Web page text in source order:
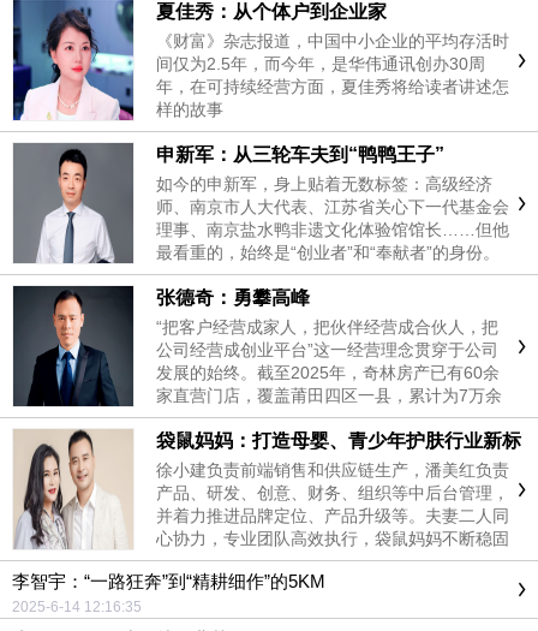
夏佳秀：从个体户到企业家
《财富》杂志报道，中国中小企业的平均存活时
间仅为2.5年，而今年，是华伟通讯创办30周
年，在可持续经营方面，夏佳秀将给读者讲述怎
样的故事
申新军：从三轮车夫到“鸭鸭王子”
如今的申新军，身上贴着无数标签：高级经济
师、南京市人大代表、江苏省关心下一代基金会
理事、南京盐水鸭非遗文化体验馆馆长……但他
最看重的，始终是“创业者”和“奉献者”的身份。
张德奇：勇攀高峰
“把客户经营成家人，把伙伴经营成合伙人，把
公司经营成创业平台”这一经营理念贯穿于公司
发展的始终。截至2025年，奇林房产已有60余
家直营门店，覆盖莆田四区一县，累计为7万余
户家庭提供房产租售服务，带动200余人加入合
伙人平台，提供就业岗位600余个，形成“商业发
展—就业创造—民生改善”的正向循环。
袋鼠妈妈：打造母婴、青少年护肤行业新标
杆
徐小建负责前端销售和供应链生产，潘美红负责
产品、研发、创意、财务、组织等中后台管理，
并着力推进品牌定位、产品升级等。夫妻二人同
心协力，专业团队高效执行，袋鼠妈妈不断稳固
和扩大市场份额，持续保持行业领先地位
李智宇：“一路狂奔”到“精耕细作”的5KM
2025-6-14 12:16:35